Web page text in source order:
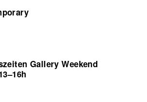
Gallery Weekend